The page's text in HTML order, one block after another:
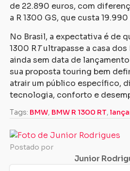
de 22.890 euros, com
a R 1300 GS, que custa
No Brasil, a expectativa é de
1300 RTultrapasse a casa dos
ainda sem data de
sua proposta touring bem
atrair um público específico,
tecnologia, conforto e
Tags: BMW, BMW R 1300 RT,
Postado por
Junior